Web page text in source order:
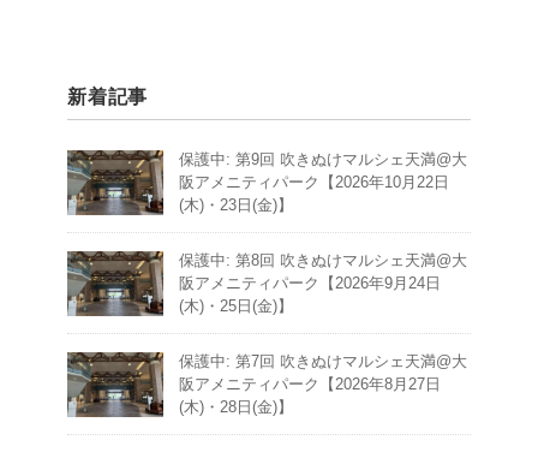
新着記事
保護中: 第9回 吹きぬけマルシェ天満@大
阪アメニティパーク【2026年10月22日
(木)・23日(金)】
保護中: 第8回 吹きぬけマルシェ天満@大
阪アメニティパーク【2026年9月24日
(木)・25日(金)】
保護中: 第7回 吹きぬけマルシェ天満@大
阪アメニティパーク【2026年8月27日
(木)・28日(金)】